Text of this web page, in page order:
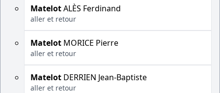
MatelotALÈS Ferdinand
aller et retour
Matelot MORICE Pierre
aller et retour
Matelot DERRIEN Jean-Baptiste
aller et retour